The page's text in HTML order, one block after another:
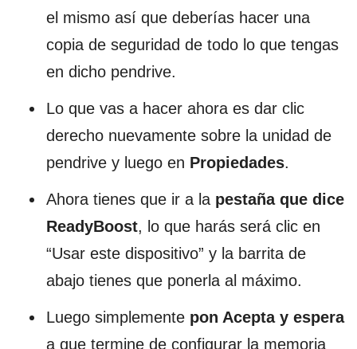
el mismo así que deberías hacer una
copia de seguridad de todo lo que tengas
en dicho pendrive.
Lo que vas a hacer ahora es dar clic
derecho nuevamente sobre la unidad de
pendrive y luego en Propiedades.
Ahora tienes que ir a la pestaña que dice
ReadyBoost, lo que harás será clic en
“Usar este dispositivo” y la barrita de
abajo tienes que ponerla al máximo.
Luego simplemente pon Acepta y espera
a que termine de configurar la memoria